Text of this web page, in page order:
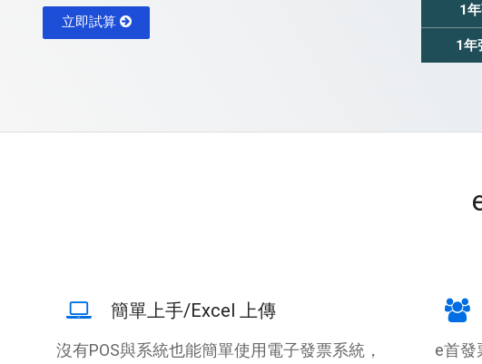
立即試算
1
1年
簡單上手/Excel 上傳
沒有POS與系統也能簡單使用電子發票系統，
e首發